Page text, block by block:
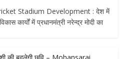
Stadium Development : देश में
कार्यों में प्रधानमंत्री नरेन्द्र मोदी का